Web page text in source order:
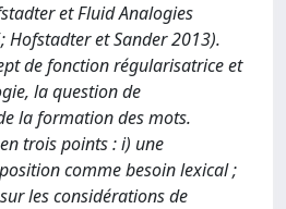
et Fluid Analogies
Hofstadter et Sander 2013).
de fonction régularisatrice et
la question de
la formation des mots.
trois points : i) une
comme besoin lexical ;
les considérations de